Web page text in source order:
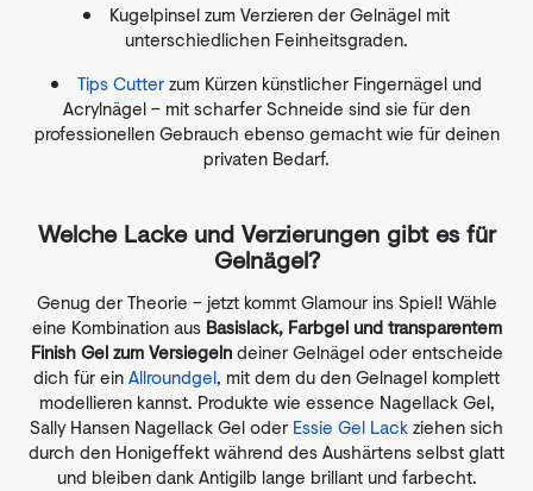
Kugelpinsel zum Verzieren der Gelnägel mit
unterschiedlichen Feinheitsgraden.
Tips Cutterzum Kürzen künstlicher Fingernägel und
Acrylnägel – mit scharfer Schneide sind sie für den
professionellen Gebrauch ebenso gemacht wie für deinen
privaten Bedarf.
Welche Lacke und Verzierungen gibt es für
Gelnägel?
Genug der Theorie – jetzt kommt Glamour ins Spiel! Wähle
eine Kombination aus Basislack, Farbgel und transparentem
Finish Gel zum Versiegelndeiner Gelnägel oder entscheide
dich für einAllroundgel, mit dem du den Gelnagel komplett
modellieren kannst. Produkte wie essence Nagellack Gel,
Sally Hansen Nagellack Gel oder Essie Gel Lackziehen sich
durch den Honigeffekt während des Aushärtens selbst glatt
und bleiben dank Antigilb lange brillant und farbecht.